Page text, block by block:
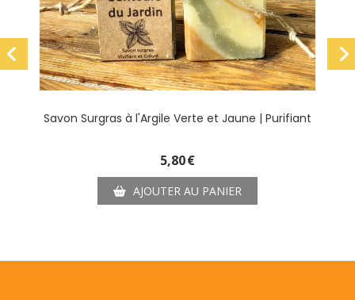
Savon Surgras à l'Argile Verte et Jaune | Purifiant
5,80€
AJOUTER AU PANIER